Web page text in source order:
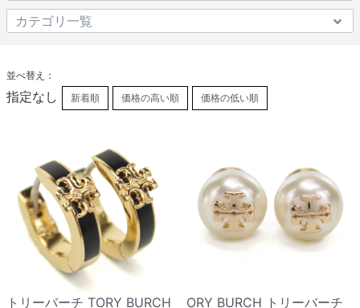
並べ替え：
指定なし 新着順 価格の高い順 価格の低い順
トリーバーチ TORY BURCH
ORY BURCH トリーバーチ